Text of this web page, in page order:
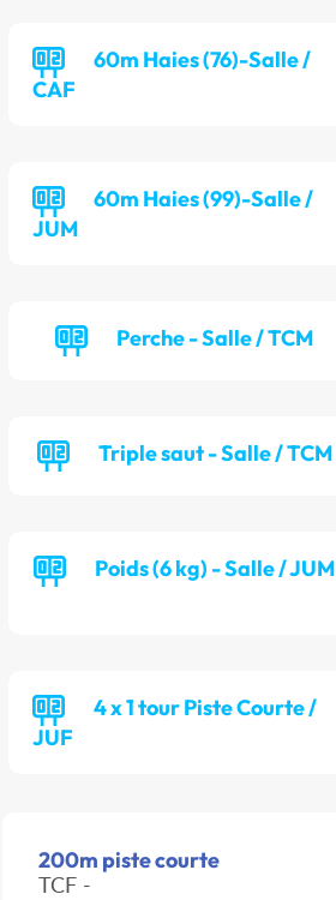
60m Haies (76)-Salle /
CAF
60m Haies (99)-Salle /
JUM
Perche - Salle / TCM
Triple saut - Salle / TCM
Poids (6 kg) - Salle / JUM
4 x 1 tour Piste Courte /
JUF
200m piste courte
TCF -